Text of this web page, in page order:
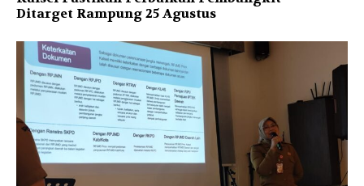
Ditarget Rampung 25 Agustus